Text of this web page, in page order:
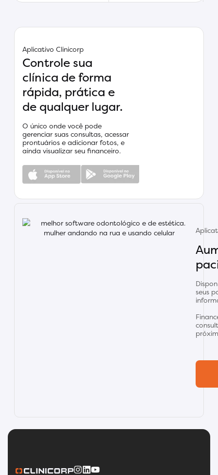
Aplicativo Clinicorp
Controle sua
clínica de forma
rápida, prática e
de qualquer lugar.
O único onde você pode
gerenciar suas consultas, acessar
prontuários e adicionar fotos, e
ainda visualizar seu financeiro.
seus